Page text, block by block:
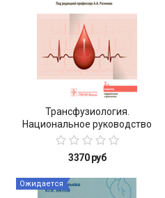
Трансфузиология.
Национальное руководство
3370 руб
Ожидается